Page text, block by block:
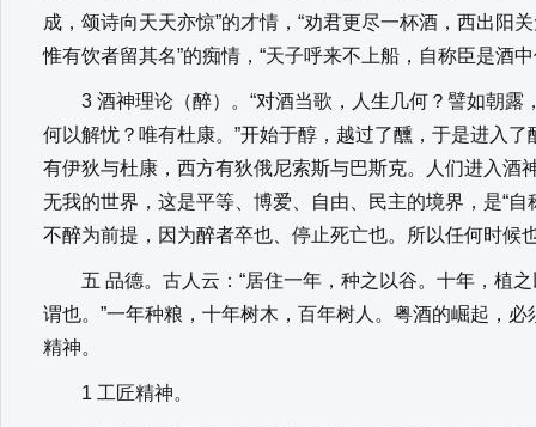
成，颂诗向天天亦惊”的才情，“劝君更尽一杯酒，西出阳
惟有饮者留其名”的痴情，“天子呼来不上船，自称臣是酒
3 酒神理论（醉）。“对酒当歌，人生几何？譬如朝露
何以解忧？唯有杜康。”开始于醇，越过了醺，于是进入
有伊狄与杜康，西方有狄俄尼索斯与巴斯克。人们进入酒
无我的世界，这是平等、博爱、自由、民主的境界，是“
不醉为前提，因为醉者卒也、停止死亡也。所以任何时候
五 品德。古人云：“居住一年，种之以谷。十年，植之
谓也。”一年种粮，十年树木，百年树人。粤酒的崛起，
精神。
1 工匠精神。